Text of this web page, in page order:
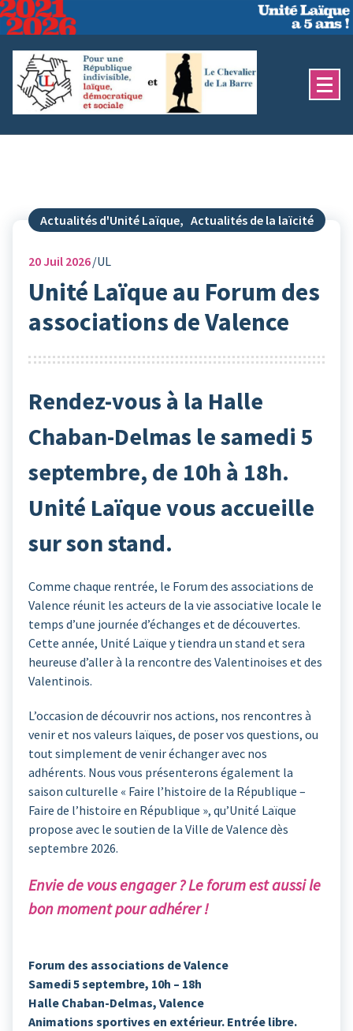
Aller
au
contenu
Actualités d'Unité Laïque, Actualités de la laïcité
20Juil 2026 UL
Unité Laïque au Forum des
associations de Valence
Rendez-vous à la Halle
Chaban-Delmas le samedi 5
septembre, de 10h à 18h.
Unité Laïque vous accueille
sur son stand.
Comme chaque rentrée, le Forum des associations de
Valence réunit les acteurs de la vie associative locale le
temps d’une journée d’échanges et de découvertes.
Cette année, Unité Laïque y tiendra un stand et sera
heureuse d’aller à la rencontre des Valentinoises et des
Valentinois.
L’occasion de découvrir nos actions, nos rencontres à
venir et nos valeurs laïques, de poser vos questions, ou
tout simplement de venir échanger avec nos
adhérents. Nous vous présenterons également la
saison culturelle « Faire l’histoire de la République –
Faire de l’histoire en République », qu’Unité Laïque
propose avec le soutien de la Ville de Valence dès
septembre 2026.
Envie de vous engager ? Le forum est aussi le
bon moment pour adhérer !
Forum des associations de Valence
Samedi 5 septembre, 10h – 18h
Halle Chaban-Delmas, Valence
Animations sportives en extérieur. Entrée libre.